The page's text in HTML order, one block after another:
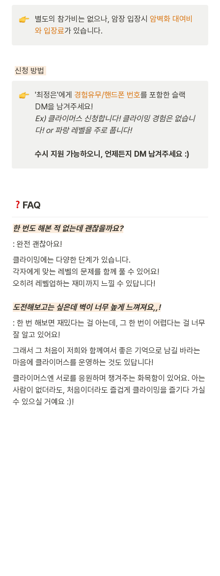
별도의 참가비는 없으나, 암장 입장시 암벽화 대여비
와 입장료가 있습니다.
신청 방법
'최정은'에게 경험유무/핸드폰 번호를 포함한 슬랙
Ex) 클라이머스 신청합니다! 클라이밍 경험은 없습니
다! or 파랑 레벨을 주로 풉니다!
수시 지원 가능하오니, 언제든지 DM 남겨주세요 :)
FAQ
한 번도 해본 적 없는데 괜찮을까요?
: 완전 괜찮아요!
클라이밍에는 다양한 단계가 있습니다.
각자에게 맞는 레벨의 문제를 함께 풀 수 있어요!
오히려 레벨업하는 재미까지 느낄 수 있답니다!
도전해보고는 싶은데 벽이 너무 높게 느껴져요,,!
: 한 번 해보면 재밌다는 걸 아는데, 그 한 번이 어렵다는 걸 너무
잘 알고 있어요!
그래서 그 처음이 저희와 함께여서 좋은 기억으로 남길 바라는
마음에 클라이머스를 운영하는 것도 있답니다!
클라이머스엔 서로를 응원하며 챙겨주는 화목함이 있어요. 아는
사람이 없더라도, 처음이더라도 즐겁게 클라이밍을 즐기다 가실
수 있으실 거예요 :)!